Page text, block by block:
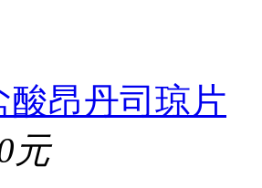
酸昂丹司琼片
元